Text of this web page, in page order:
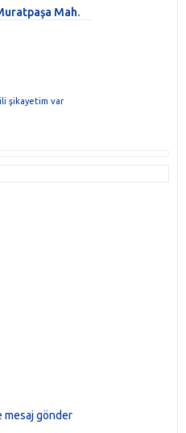
Mah.
şikayetim var
mesaj gönder